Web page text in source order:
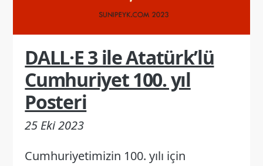
DALL·E 3 ile Atatürk’lü
Cumhuriyet 100. yıl
Posteri
25 Eki 2023
Cumhuriyetimizin 100. yılı için